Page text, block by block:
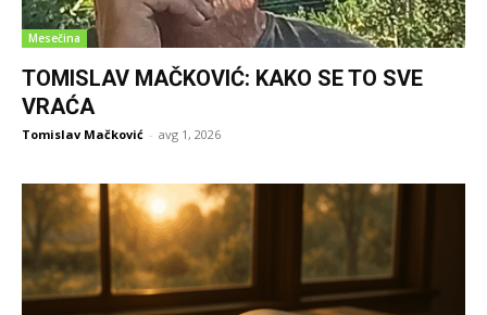
Mesečina
TOMISLAV MAČKOVIĆ: KAKO SE TO SVE
VRAĆA
Tomislav Mačković - avg 1, 2026